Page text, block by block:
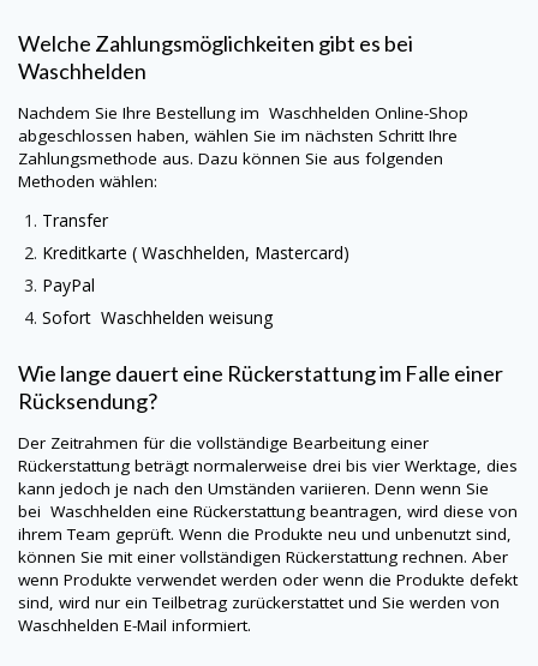
Welche Zahlungsmöglichkeiten gibt es bei
Waschhelden
Nachdem Sie Ihre Bestellung im Waschhelden Online-Shop
abgeschlossen haben, wählen Sie im nächsten Schritt Ihre
Zahlungsmethode aus. Dazu können Sie aus folgenden
Methoden wählen:
Transfer
Kreditkarte ( Waschhelden, Mastercard)
PayPal
Sofort Waschhelden weisung
Wie lange dauert eine Rückerstattung im Falle einer
Rücksendung?
Der Zeitrahmen für die vollständige Bearbeitung einer
Rückerstattung beträgt normalerweise drei bis vier Werktage, dies
kann jedoch je nach den Umständen variieren. Denn wenn Sie
bei Waschhelden eine Rückerstattung beantragen, wird diese von
ihrem Team geprüft. Wenn die Produkte neu und unbenutzt sind,
können Sie mit einer vollständigen Rückerstattung rechnen. Aber
wenn Produkte verwendet werden oder wenn die Produkte defekt
sind, wird nur ein Teilbetrag zurückerstattet und Sie werden von
Waschhelden E-Mail informiert.